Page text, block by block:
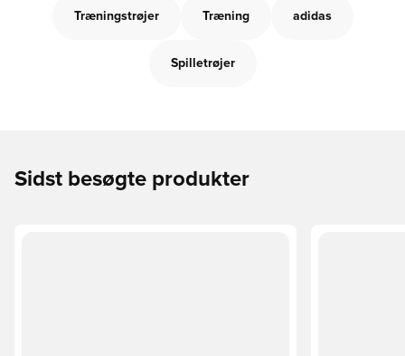
Træningstrøjer Træning adidas
Spilletrøjer
Sidst besøgte produkter